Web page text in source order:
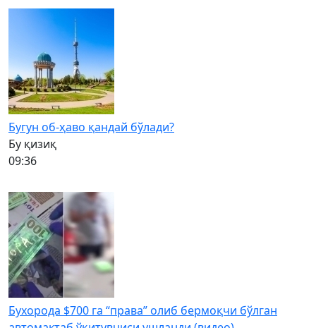
Бугун об-ҳаво қандай бўлади?
Бу қизиқ
09:36
Бухорода $700 га “права” олиб бермоқчи бўлган